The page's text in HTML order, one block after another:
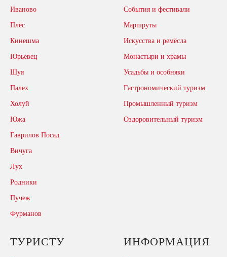
Иваново
Плёс
Кинешма
Юрьевец
Шуя
Палех
Холуй
Южа
Гаврилов Посад
Вичуга
Лух
Родники
Пучеж
Фурманов
События и фестивали
Маршруты
Искусства и ремёсла
Монастыри и храмы
Усадьбы и особняки
Гастрономический туризм
Промышленный туризм
Оздоровительный туризм
ТУРИСТУ ИНФОРМАЦИЯ